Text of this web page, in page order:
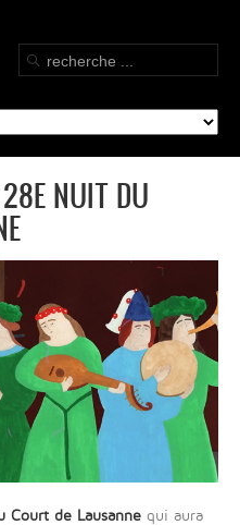
NUIT DU
Court de Lausanne qui aura